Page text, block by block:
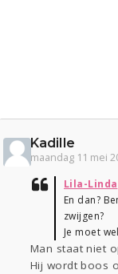
Kadille
maandag 11 mei
Lila-Linda
En dan?
zwijgen?
Je moet
Man staat niet
Hij wordt boos